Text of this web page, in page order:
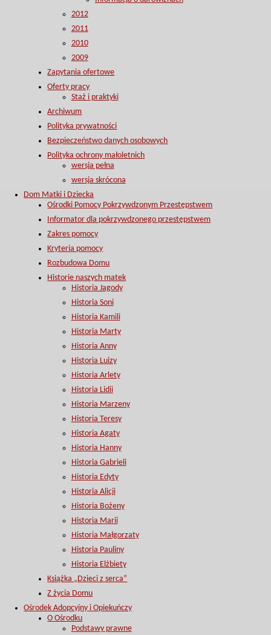
2012
2011
2010
2009
Zapytania ofertowe
Oferty pracy
Staż i praktyki
Archiwum
Polityka prywatności
Bezpieczeństwo danych osobowych
Polityka ochrony małoletnich
wersja pełna
wersja skrócona
Dom Matki i Dziecka
Ośrodki Pomocy Pokrzywdzonym Przestępstwem
Informator dla pokrzywdzonego przestępstwem
Zakres pomocy
Kryteria pomocy
Rozbudowa Domu
Historie naszych matek
Historia Jagody
Historia Soni
Historia Kamili
Historia Marty
Historia Anny
Historia Luizy
Historia Arlety
Historia Lidii
Historia Marzeny
Historia Teresy
Historia Agaty
Historia Hanny
Historia Gabrieli
Historia Edyty
Historia Alicji
Historia Bożeny
Historia Marii
Historia Małgorzaty
Historia Pauliny
Historia Elżbiety
Książka „Dzieci z serca”
Z życia Domu
Ośrodek Adopcyjny i Opiekuńczy
O Ośrodku
Podstawy prawne